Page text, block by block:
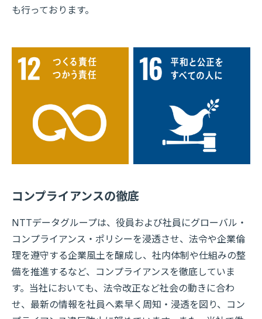
も行っております。
コンプライアンスの徹底
NTTデータグループは、役員および社員にグローバル・
コンプライアンス・ポリシーを浸透させ、法令や企業倫
理を遵守する企業風土を醸成し、社内体制や仕組みの整
備を推進するなど、コンプライアンスを徹底していま
す。当社においても、法令改正など社会の動きに合わ
せ、最新の情報を社員へ素早く周知・浸透を図り、コン